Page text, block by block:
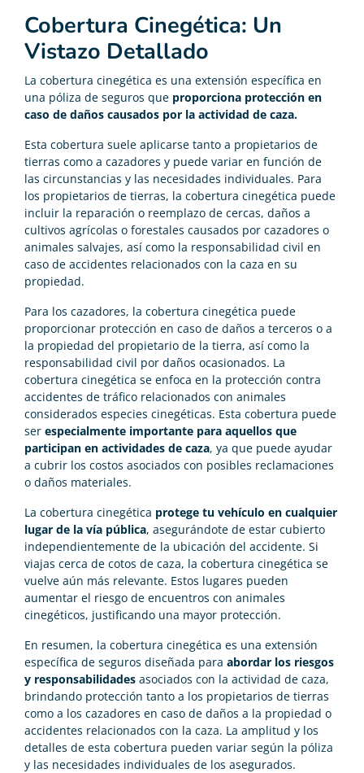
Cobertura Cinegética: Un
Vistazo Detallado
La cobertura cinegética es una extensión específica en
una póliza de seguros que proporciona protección en
caso de daños causados por la actividad de caza.
Esta cobertura suele aplicarse tanto a propietarios de
tierras como a cazadores y puede variar en función de
las circunstancias y las necesidades individuales. Para
los propietarios de tierras, la cobertura cinegética puede
incluir la reparación o reemplazo de cercas, daños a
cultivos agrícolas o forestales causados por cazadores o
animales salvajes, así como la responsabilidad civil en
caso de accidentes relacionados con la caza en su
propiedad.
Para los cazadores, la cobertura cinegética puede
proporcionar protección en caso de daños a terceros o a
la propiedad del propietario de la tierra, así como la
responsabilidad civil por daños ocasionados. La
cobertura cinegética se enfoca en la protección contra
accidentes de tráfico relacionados con animales
considerados especies cinegéticas. Esta cobertura puede
ser especialmente importante para aquellos que
participan en actividades de caza, ya que puede ayudar
a cubrir los costos asociados con posibles reclamaciones
o daños materiales.
La cobertura cinegética protege tu vehículo en cualquier
lugar de la vía pública, asegurándote de estar cubierto
independientemente de la ubicación del accidente. Si
viajas cerca de cotos de caza, la cobertura cinegética se
vuelve aún más relevante. Estos lugares pueden
aumentar el riesgo de encuentros con animales
cinegéticos, justificando una mayor protección.
En resumen, la cobertura cinegética es una extensión
específica de seguros diseñada para abordar los riesgos
y responsabilidades asociados con la actividad de caza,
brindando protección tanto a los propietarios de tierras
como a los cazadores en caso de daños a la propiedad o
accidentes relacionados con la caza. La amplitud y los
detalles de esta cobertura pueden variar según la póliza
y las necesidades individuales de los asegurados.